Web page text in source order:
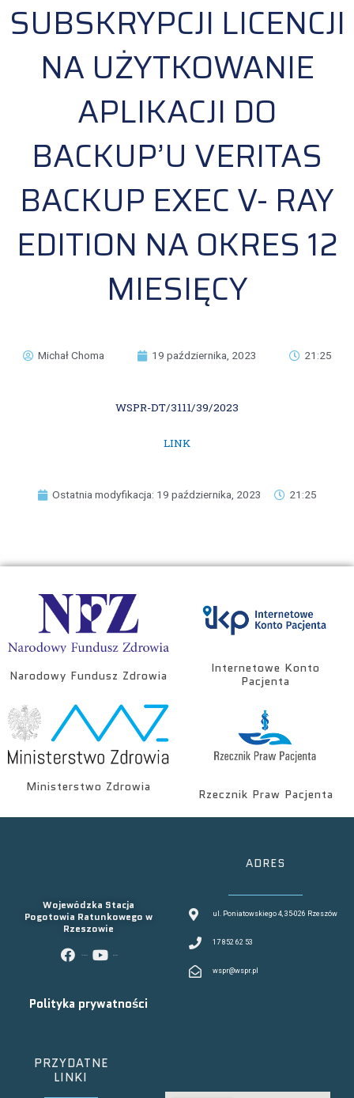
SUBSKRYPCJI LICENCJI
NA UŻYTKOWANIE
APLIKACJI DO
BACKUP’U VERITAS
BACKUP EXEC V- RAY
EDITION NA OKRES 12
MIESIĘCY
Michał Choma 19 października, 2023 21:25
WSPR-DT/3111/39/2023
LINK
Ostatnia modyfikacja: 19 października, 2023 21:25
Narodowy Fundusz Zdrowia
Internetowe Konto
Pacjenta
Ministerstwo Zdrowia
Rzecznik Praw Pacjenta
Wojewódzka Stacja
Pogotowia Ratunkowego w
Rzeszowie
Polityka prywatności
ADRES
ul. Poniatowskiego 4, 35-026 Rzeszów
17 852 62 53
wspr@wspr.pl
PRZYDATNE
LINKI